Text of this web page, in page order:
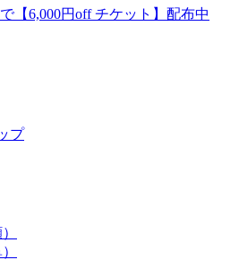
【6,000円off チケット】配布中